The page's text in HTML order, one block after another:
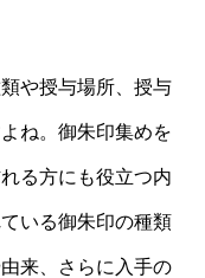
や授与場所、授与
ね。御朱印集めを
る方にも役立つ内
いる御朱印の種類
来、さらに入手の